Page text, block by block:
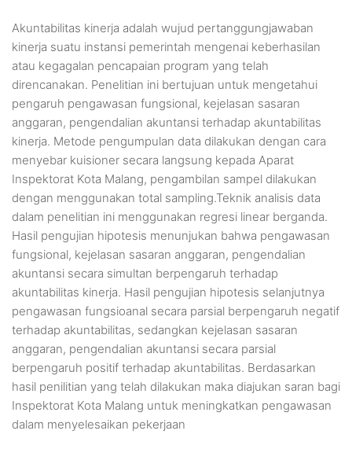
Akuntabilitas kinerja adalah wujud pertanggungjawaban
kinerja suatu instansi pemerintah mengenai keberhasilan
atau kegagalan pencapaian program yang telah
direncanakan. Penelitian ini bertujuan untuk mengetahui
pengaruh pengawasan fungsional, kejelasan sasaran
anggaran, pengendalian akuntansi terhadap akuntabilitas
kinerja. Metode pengumpulan data dilakukan dengan cara
menyebar kuisioner secara langsung kepada Aparat
Inspektorat Kota Malang, pengambilan sampel dilakukan
dengan menggunakan total sampling.Teknik analisis data
dalam penelitian ini menggunakan regresi linear berganda.
Hasil pengujian hipotesis menunjukan bahwa pengawasan
fungsional, kejelasan sasaran anggaran, pengendalian
akuntansi secara simultan berpengaruh terhadap
akuntabilitas kinerja. Hasil pengujian hipotesis selanjutnya
pengawasan fungsioanal secara parsial berpengaruh negatif
terhadap akuntabilitas, sedangkan kejelasan sasaran
anggaran, pengendalian akuntansi secara parsial
berpengaruh positif terhadap akuntabilitas. Berdasarkan
hasil penilitian yang telah dilakukan maka diajukan saran bagi
Inspektorat Kota Malang untuk meningkatkan pengawasan
dalam menyelesaikan pekerjaan